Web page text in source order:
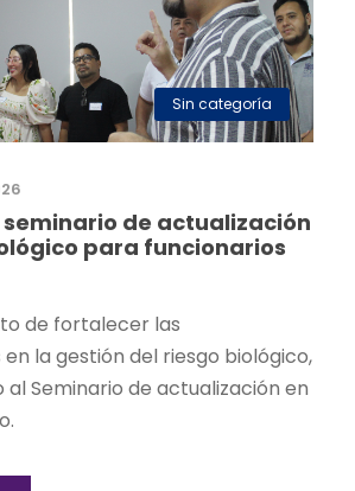
Sin categoría
seminario de actualización
para funcionarios
de fortalecer las
la gestión del riesgo biológico,
al Seminario de actualización en